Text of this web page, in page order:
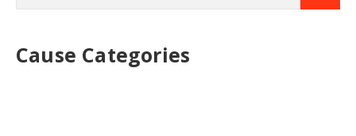
Cause Categories